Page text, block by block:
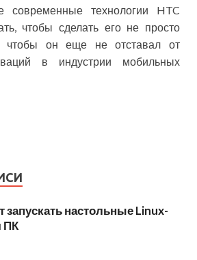
современные технологии HTC
чтобы сделать его не просто
чтобы он еще не отставал от
в индустрии мобильных
запускать настольные Linux-
ПК